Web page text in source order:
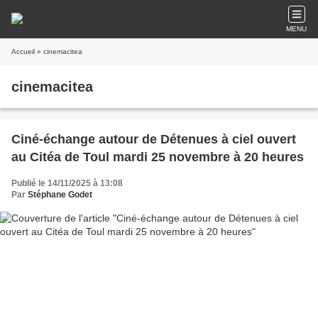
MENU
Accueil » cinemacitea
cinemacitea
Ciné-échange autour de Détenues à ciel ouvert
au Citéa de Toul mardi 25 novembre à 20 heures
Publié le 14/11/2025 à 13:08
Par Stéphane Godet